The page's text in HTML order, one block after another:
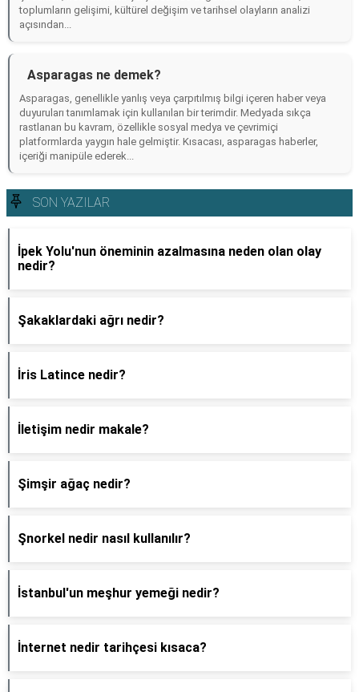
toplumların gelişimi, kültürel değişim ve tarihsel olayların analizi
açısından...
Asparagas ne demek?
Asparagas, genellikle yanlış veya çarpıtılmış bilgi içeren haber veya
duyuruları tanımlamak için kullanılan bir terimdir. Medyada sıkça
rastlanan bu kavram, özellikle sosyal medya ve çevrimiçi
platformlarda yaygın hale gelmiştir. Kısacası, asparagas haberler,
içeriği manipüle ederek...
SON YAZILAR
İpek Yolu'nun öneminin azalmasına neden olan olay
nedir?
Şakaklardaki ağrı nedir?
İris Latince nedir?
İletişim nedir makale?
Şimşir ağaç nedir?
Şnorkel nedir nasıl kullanılır?
İstanbul'un meşhur yemeği nedir?
İnternet nedir tarihçesi kısaca?